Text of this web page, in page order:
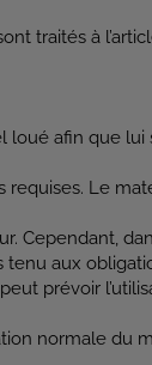
traités à
afin que
Le
Cependant,
aux
prévoir
normale du